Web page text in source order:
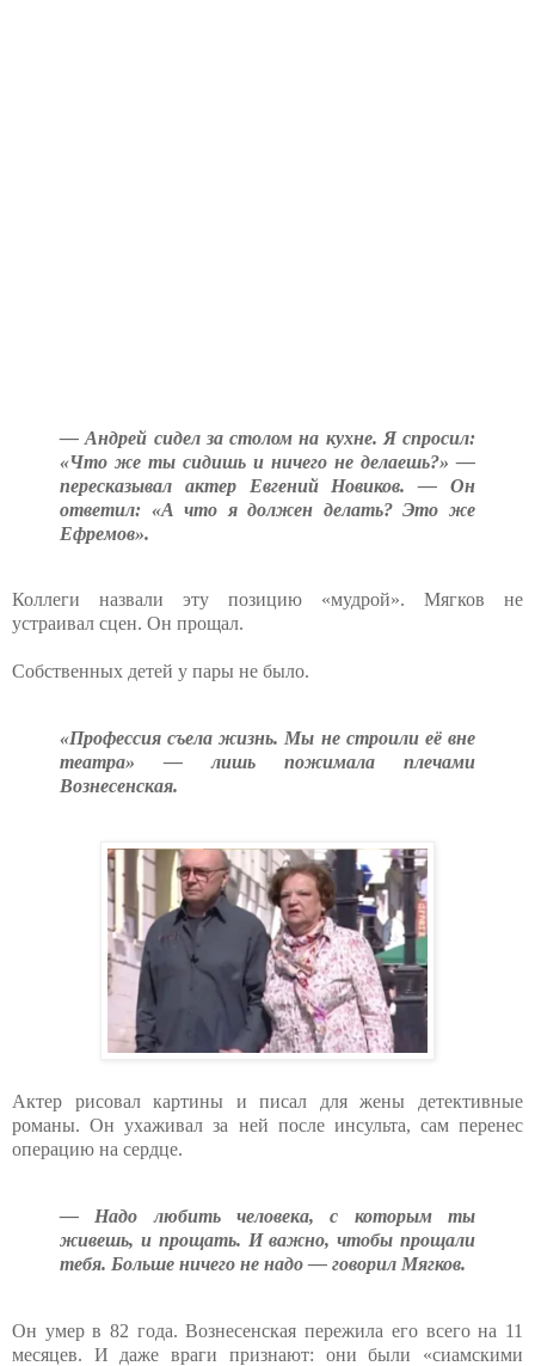
— Андрей сидел за столом на кухне. Я спросил:
«Что же ты сидишь и ничего не делаешь?» —
пересказывал актер Евгений Новиков. — Он
ответил: «А что я должен делать? Это же
Ефремов».
Коллеги назвали эту позицию «мудрой». Мягков не
устраивал сцен. Он прощал.
Собственных детей у пары не было.
«Профессия съела жизнь. Мы не строили её вне
театра» — лишь пожимала плечами
Вознесенская.
Актер рисовал картины и писал для жены детективные
романы. Он ухаживал за ней после инсульта, сам перенес
операцию на сердце.
— Надо любить человека, с которым ты
живешь, и прощать. И важно, чтобы прощали
тебя. Больше ничего не надо — говорил Мягков.
Он умер в 82 года. Вознесенская пережила его всего на 11
месяцев. И даже враги признают: они были «сиамскими